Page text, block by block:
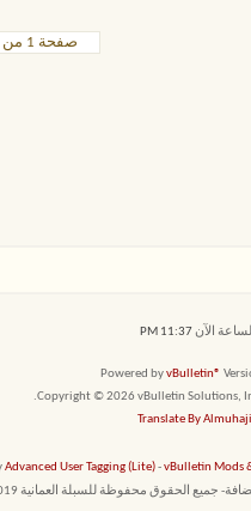
صفحة 1 من 24
الآن 11:37 PM
Powered byvBulletin®
Copyright © 2026 vBulletin Solutions,
Translate By
Advanced User Tagging (Lite)-vBulletin Mods
جميع الحقوق محفوظة للسبلة العمانية 2019